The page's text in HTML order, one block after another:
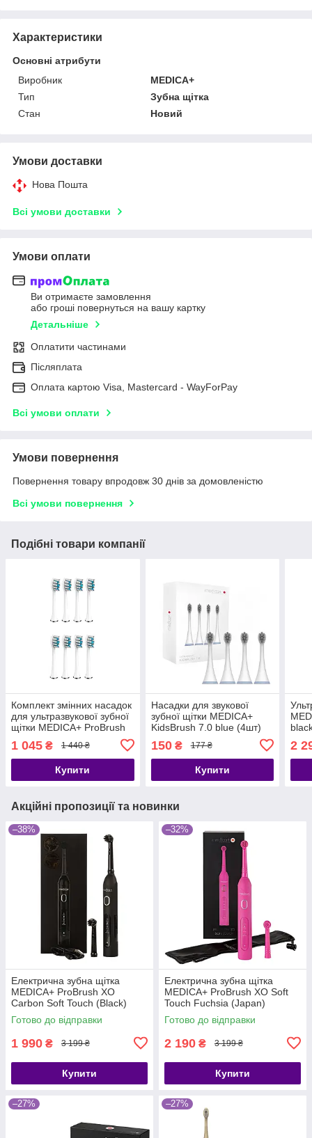
Характеристики
Основні атрибути
Виробник
MEDICA+
Тип
Зубна щітка
Стан
Новий
Умови доставки
Нова Пошта
Всі умови доставки
Умови оплати
Ви отримаєте замовлення
або гроші повернуться на вашу картку
Детальніше
Оплатити частинами
Післяплата
Оплата картою Visa, Mastercard - WayForPay
Всі умови оплати
Умови повернення
Повернення товару впродовж 30 днів за домовленістю
Всі умови повернення
Подібні товари компанії
Комплект змінних насадок
для ультразвукової зубної
щітки MEDICA+ ProBrush
1 045 ₴ 1 440 ₴
Купити
Насадки для звукової
зубної щітки MEDICA+
KidsBrush 7.0 blue (4шт)
150₴ 177 ₴
Купити
2
Акційні пропозиції та новинки
–38%
Електрична зубна щітка
MEDICA+ ProBrush XO
Сarbon Soft Touch (Black)
(Japan)
Готово до відправки
1 990 ₴ 3 199 ₴
Купити
–32%
Електрична зубна щітка
MEDICA+ ProBrush XO Soft
Touch Fuchsia (Japan)
Готово до відправки
2 190 ₴ 3 199 ₴
Купити
–27% –27%